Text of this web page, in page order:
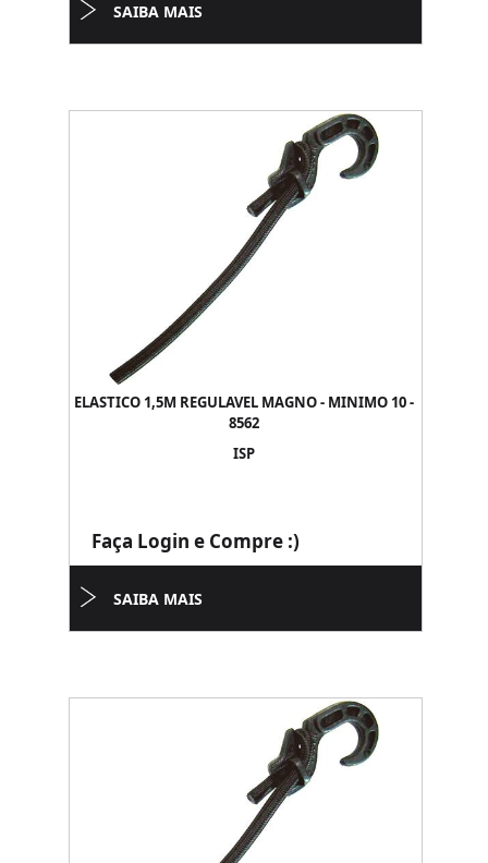
SAIBA MAIS
ELASTICO 1,5M REGULAVEL MAGNO - MINIMO 10 -
8562
ISP
Faça Login e Compre :)
SAIBA MAIS